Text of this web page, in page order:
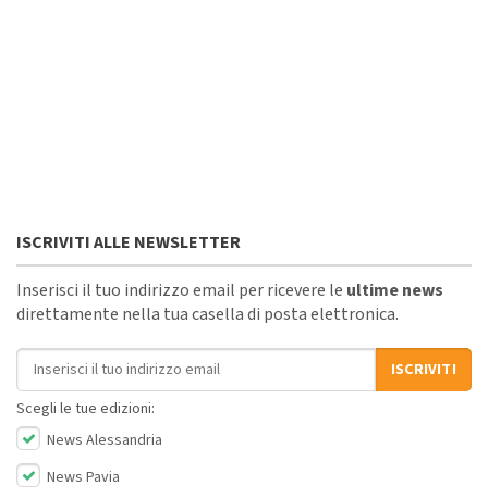
ISCRIVITI ALLE NEWSLETTER
Inserisci il tuo indirizzo email per ricevere le ultime news
direttamente nella tua casella di posta elettronica.
Indirizzo email
ISCRIVITI
Scegli le tue edizioni:
News Alessandria
News Pavia